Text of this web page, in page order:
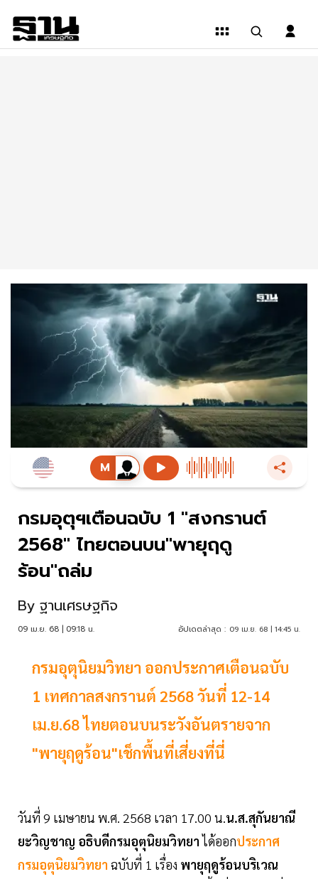
กรมอุตุฯเตือนฉบับ 1 "สงกรานต์
2568" ไทยตอนบน"พายุฤดู
ร้อน"ถล่ม
By ฐานเศรษฐกิจ
09 เม.ย. 68 | 09:18 น. อัปเดตล่าสุด : 09 เม.ย. 68 | 14:45 น.
กรมอุตุนิยมวิทยา ออกประกาศเตือนฉบับ
1 เทศกาลสงกรานต์ 2568 วันที่ 12-14
เม.ย.68 ไทยตอนบนระวังอันตรายจาก
"พายุฤดูร้อน"เช็กพื้นที่เสี่ยงที่นี่
วันที่ 9 เมษายน พ.ศ. 2568 เวลา 17.00 น.น.ส.สุกันยาณี
ยะวิญชาญ อธิบดีกรมอุตุนิยมวิทยาได้ออกประกาศ
กรมอุตุนิยมวิทยา ฉบับที่ 1 เรื่อง พายุฤดูร้อนบริเวณ